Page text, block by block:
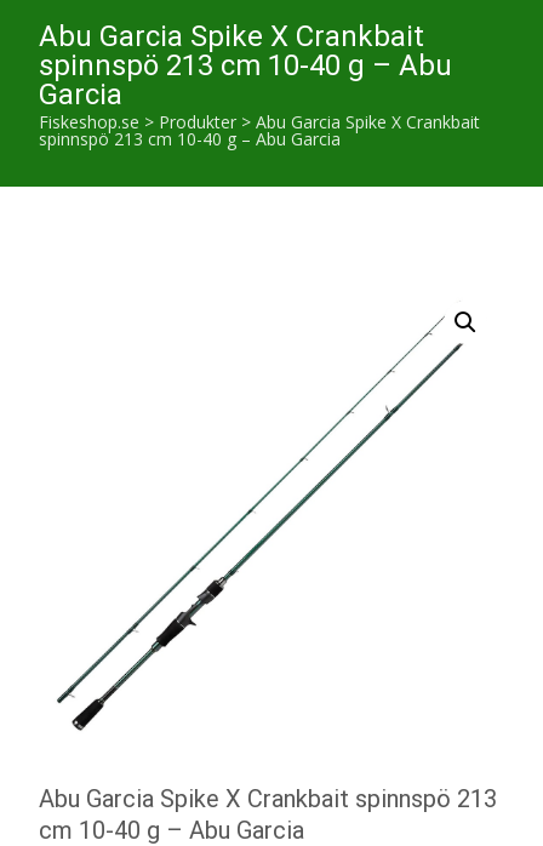
Abu Garcia Spike X Crankbait
spinnspö 213 cm 10-40 g – Abu
Garcia
Fiskeshop.se > Produkter > Abu Garcia Spike X Crankbait
spinnspö 213 cm 10-40 g – Abu Garcia
Abu Garcia Spike X Crankbait spinnspö 213
cm 10-40 g – Abu Garcia